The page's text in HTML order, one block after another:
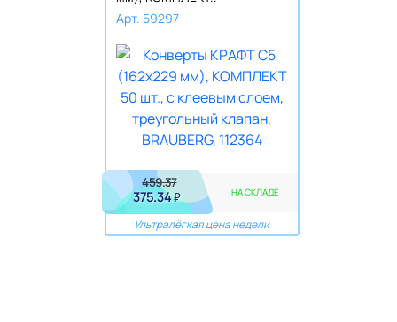
Арт. 59297
459.37
375.34₽ НА СКЛАДЕ
Ультралёгкая цена недели